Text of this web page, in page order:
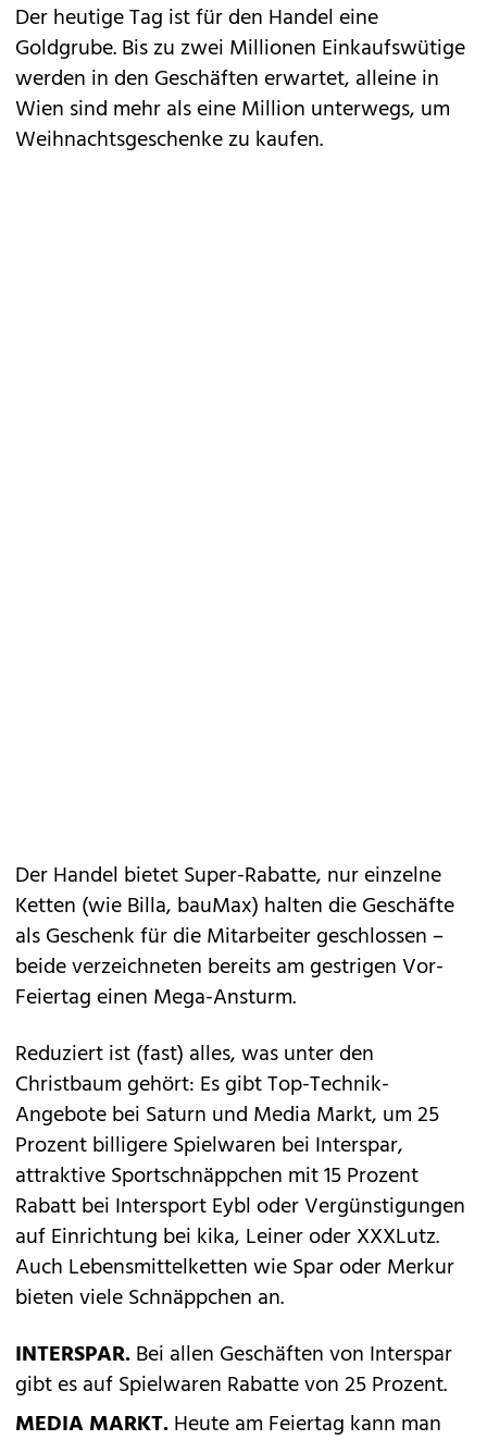
Der heutige Tag ist für den Handel eine
Goldgrube. Bis zu zwei Millionen Einkaufswütige
werden in den Geschäften erwartet, alleine in
Wien sind mehr als eine Million unterwegs, um
Weihnachtsgeschenke zu kaufen.
Der Handel bietet Super-Rabatte, nur einzelne
Ketten (wie Billa, bauMax) halten die Geschäfte
als Geschenk für die Mitarbeiter geschlossen –
beide verzeichneten bereits am gestrigen Vor-
Feiertag einen Mega-Ansturm.
Reduziert ist (fast) alles, was unter den
Christbaum gehört: Es gibt Top-Technik-
Angebote bei Saturn und Media Markt, um 25
Prozent billigere Spielwaren bei Interspar,
attraktive Sportschnäppchen mit 15 Prozent
Rabatt bei Intersport Eybl oder Vergünstigungen
auf Einrichtung bei kika, Leiner oder XXXLutz.
Auch Lebensmittelketten wie Spar oder Merkur
bieten viele Schnäppchen an.
INTERSPAR.Bei allen Geschäften von Interspar
gibt es auf Spielwaren Rabatte von 25 Prozent.
MEDIA MARKT.Heute am Feiertag kann man